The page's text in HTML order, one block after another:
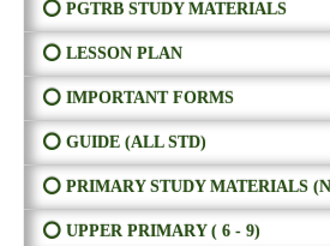
⭕ PGTRB STUDY MATERIALS
⭕ LESSON PLAN
⭕ IMPORTANT FORMS
⭕ GUIDE (ALL STD)
⭕ PRIMARY STUDY MATERIALS
⭕ UPPER PRIMARY ( 6 - 9)